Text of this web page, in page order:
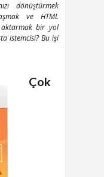
dönüştürmek
ve HTML
aktarmak bir yol
istemcisi? Bu işi
Çok